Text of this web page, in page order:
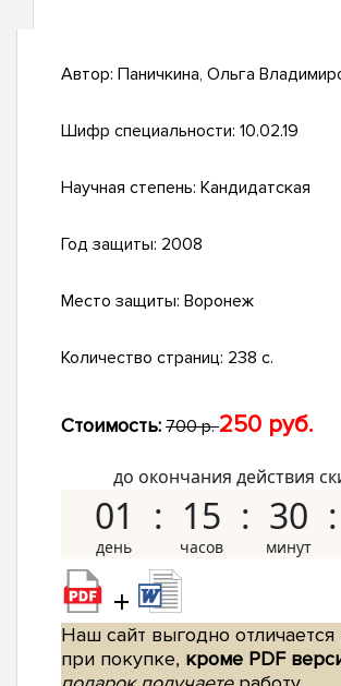
Автор: Паничкина, Ольга
Шифр специальности: 10.02.19
Научная степень: Кандидатская
Год защиты: 2008
Место защиты: Воронеж
Количество страниц: 238 с.
Стоимость: 700 р.250 руб.
до окончания действия
01 15 30
+
Наш сайт выгодно отличается
при покупке, кроме PDF